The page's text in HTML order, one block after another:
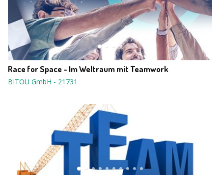
Race for Space - Im Weltraum mit Teamwork
BITOU GmbH - 21731